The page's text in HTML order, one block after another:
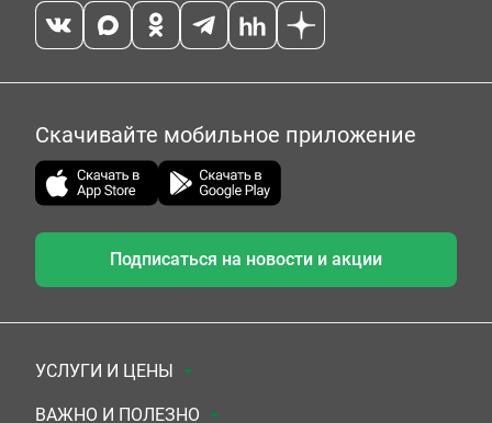
Скачивайте мобильное приложение
Подписаться на новости и акции
УСЛУГИ И ЦЕНЫ
Анализы
ВАЖНО И ПОЛЕЗНО